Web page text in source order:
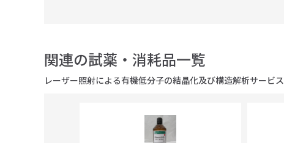
関連の試薬・消耗品一覧
レーザー照射による有機低分子の結晶化及び構造解析サービス